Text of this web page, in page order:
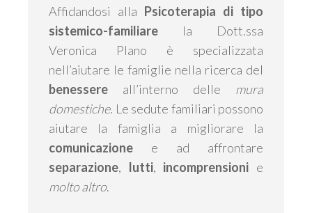
Affidandosi alla Psicoterapia di tipo
sistemico-familiare la Dott.ssa
Veronica Plano è specializzata
nell’aiutare le famiglie nella ricerca del
benessere all’interno delle mura
domestiche. Le sedute familiari possono
aiutare la famiglia a migliorare la
comunicazione e ad affrontare
separazione, lutti, incomprensioni e
molto altro.